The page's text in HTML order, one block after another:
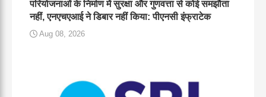
परियोजनाओं के निर्माण में सुरक्षा और गुणवत्ता से कोई समझौता
नहीं, एनएचएआई ने डिबार नहीं किया: पीएनसी इंफ्राटेक
Aug 08, 2026